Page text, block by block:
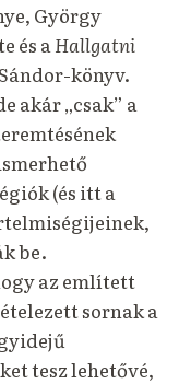
György
és aHallgatni
könyv.
akár „csak” a
(és itt a
be.
az említett
sornak a
tesz lehetővé,